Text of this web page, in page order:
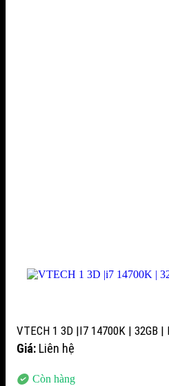
VTECH 1 3D |I7 14700K | 32GB |
Giá: Liên hệ
Còn hàng